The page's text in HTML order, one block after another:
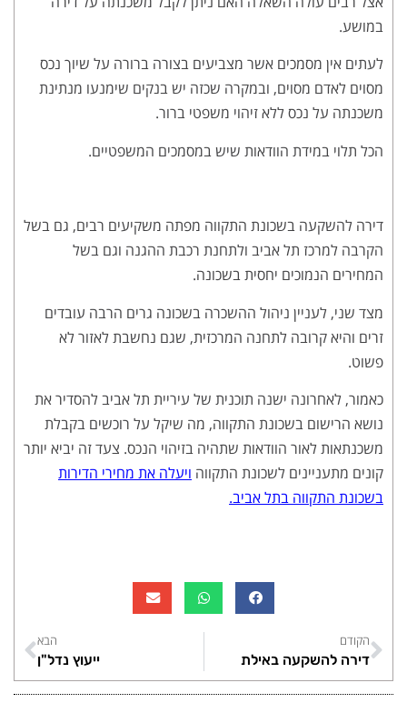
במושע.
לעתים אין מסמכים אשר מצביעים בצורה ברורה על שיוך נכס
מסוים לאדם מסוים, ובמקרה שכזה יש בנקים שימנעו מנתינת
משכנתה על נכס ללא זיהוי משפטי ברור.
הכל תלוי במידת הוודאות שיש במסמכים המשפטיים.
דירה להשקעה בשכונת התקווה מפתה משקיעים רבים, גם בשל
הקרבה למרכז תל אביב ולתחנת רכבת ההגנה וגם בשל
המחירים הנמוכים יחסית בשכונה.
מצד שני, לעניין ניהול ההשכרה בשכונה גרים הרבה עובדים
זרים והיא קרובה לתחנה המרכזית, שגם נחשבת לאזור לא
פשוט.
כאמור, לאחרונה ישנה תוכנית של עיריית תל אביב להסדיר את
נושא הרישום בשכונת התקווה, מה שיקל על רוכשים בקבלת
משכנתאות לאור הוודאות שתהיה בזיהוי הנכס. צעד זה יביא יותר
קונים מתעניינים לשכונת התקווה ויעלה את מחירי הדירות
בשכונת התקווה בתל אביב.
הקודם
דירה להשקעה באילת
הבא
ייעוץ נדל"ן